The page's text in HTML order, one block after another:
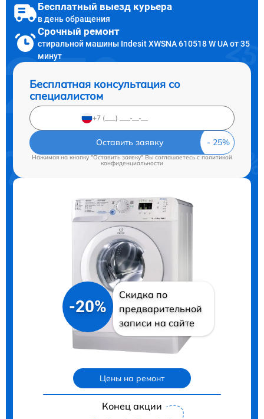
Бесплатный выезд курьера
в день обращения
Срочный ремонт
стиральной машины Indesit XWSNA 610518 W UA от 35
минут
Бесплатная консультация со
специалистом
Оставить заявку
Нажимая на кнопку "Оставить заявку" Вы соглашаетесь cполитикой
конфиденциальности
-20%
Скидка по
предварительной
записи на сайте
Цены на ремонт
Конец акции